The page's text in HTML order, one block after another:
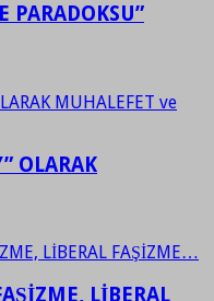
PARADOKSU”
OLARAK
LİBERAL